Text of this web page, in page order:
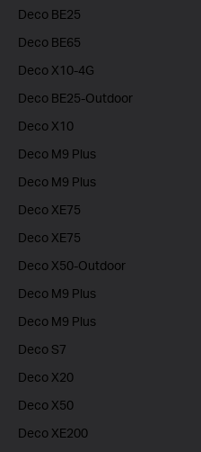
Deco BE25
Deco BE65
Deco X10-4G
Deco BE25-Outdoor
Deco X10
Deco M9 Plus
Deco M9 Plus
Deco XE75
Deco XE75
Deco X50-Outdoor
Deco M9 Plus
Deco M9 Plus
Deco S7
Deco X20
Deco X50
Deco XE200